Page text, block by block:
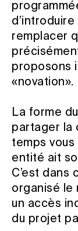
remplacer
proposons
«novation».
La forme
partager la
temps
entité ait
C’est dans
organisé le
un accès
du projet